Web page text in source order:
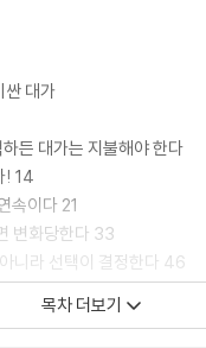
싼 대가
든 대가는 지불해야 한다
! 14
속이다 21
변화당한다 33
니라 선택이 결정한다 46
든 세상에서 파산한다는 것
목차 더보기